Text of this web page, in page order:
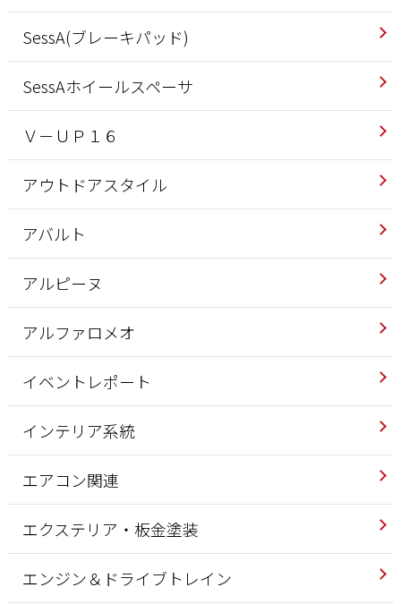
SessA(ブレーキパッド)
SessAホイールスペーサ
Ｖ－ＵＰ１６
アウトドアスタイル
アバルト
アルピーヌ
アルファロメオ
イベントレポート
インテリア系統
エアコン関連
エクステリア・板金塗装
エンジン＆ドライブトレイン